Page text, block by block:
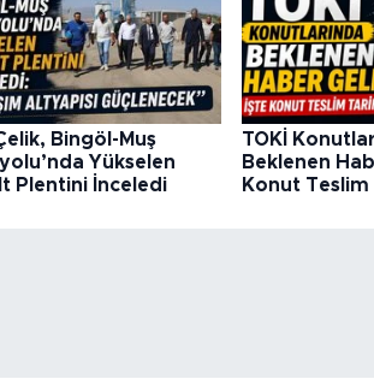
Bingöl-Muş
Yükselen
Plentini İnceledi
TOKİ
Beklenen
Konut